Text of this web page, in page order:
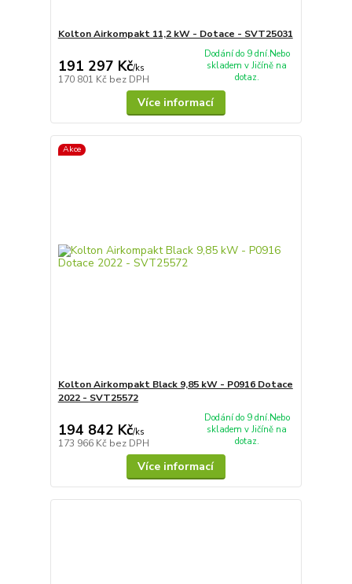
Kolton Airkompakt 11,2 kW - Dotace - SVT25031
191 297 Kč/ks
170 801 Kč bez DPH
Dodání do 9 dní.Nebo
skladem v Jičíně na
dotaz.
Více informací
Akce
Kolton Airkompakt Black 9,85 kW - P0916 Dotace
2022 - SVT25572
194 842 Kč/ks
173 966 Kč bez DPH
Dodání do 9 dní.Nebo
skladem v Jičíně na
dotaz.
Více informací